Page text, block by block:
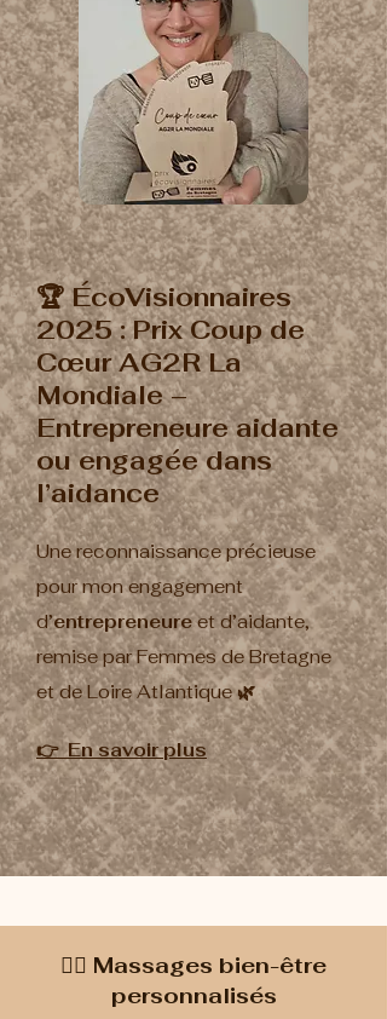
🏆 ÉcoVisionnaires
2025 : Prix Coup de
Cœur AG2R La
Mondiale –
Entrepreneure aidante
ou engagée dans
l’aidance
Une reconnaissance précieuse
pour mon engagement
d’entrepreneureet d’aidante,
remise parFemmes de Bretagne
et de Loire Atlantique🌿
👉 En savoir plus
💆‍♀️ Massages bien-être
personnalisés